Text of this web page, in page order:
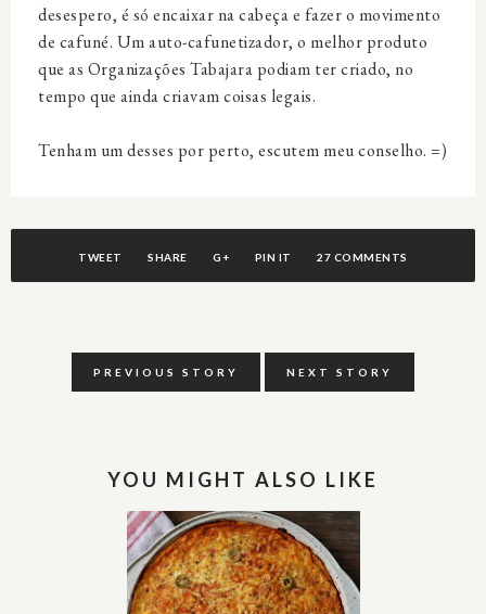
desespero, é só encaixar na cabeça e fazer o movimento
de cafuné. Um auto-cafunetizador, o melhor produto
que as Organizações Tabajara podiam ter criado, no
tempo que ainda criavam coisas legais.
Tenham um desses por perto, escutem meu conselho. =)
TWEET SHARE G+ PIN IT 27 COMMENTS
PREVIOUS STORY NEXT STORY
YOU MIGHT ALSO LIKE